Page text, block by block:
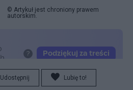
© Artykuł jest chroniony prawem
autorskim.
Udostępnij Lubię to!